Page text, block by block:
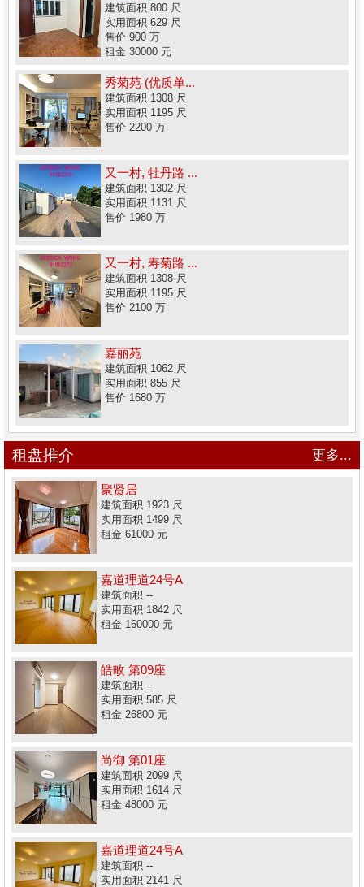
建筑面积 800 尺
实用面积 629 尺
售价 900 万
租金 30000 元
秀菊苑 (优质单...
建筑面积 1308 尺
实用面积 1195 尺
售价 2200 万
又一村, 牡丹路 ...
建筑面积 1302 尺
实用面积 1131 尺
售价 1980 万
又一村, 寿菊路 ...
建筑面积 1308 尺
实用面积 1195 尺
售价 2100 万
嘉丽苑
建筑面积 1062 尺
实用面积 855 尺
售价 1680 万
租盘推介 更多...
聚贤居
建筑面积 1923 尺
实用面积 1499 尺
租金 61000 元
嘉道理道24号A
建筑面积 --
实用面积 1842 尺
租金 160000 元
皓畋 第09座
建筑面积 --
实用面积 585 尺
租金 26800 元
尚御 第01座
建筑面积 2099 尺
实用面积 1614 尺
租金 48000 元
嘉道理道24号A
建筑面积 --
实用面积 2141 尺